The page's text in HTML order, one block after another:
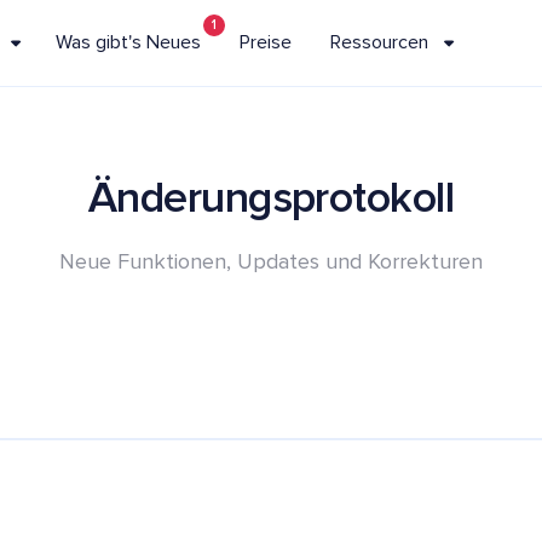
Was gibt's Neues
1
Preise Ressourcen
Änderungsprotokoll
Neue Funktionen, Updates und Korrekturen